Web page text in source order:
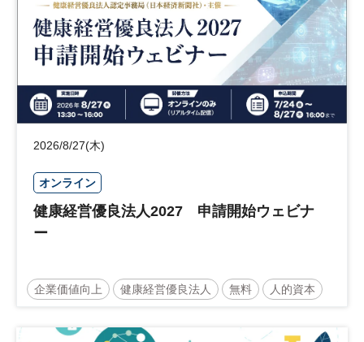
2026/8/27(木)
オンライン
健康経営優良法人2027 申請開始ウェビナ
ー
企業価値向上 健康経営優良法人 無料 人的資本